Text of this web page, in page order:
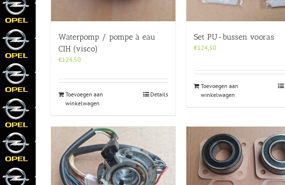
Waterpomp / pompe à eau
CIH (visco)
€124,50
Toevoegen aan
winkelwagen
Details
Set PU-bussen vooras
€124,50
Toevoegen aan
winkelwagen